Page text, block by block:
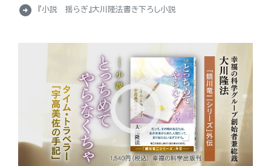
arrow_circle_right 『小説 揺らぎ』大川隆法書き下ろし小説